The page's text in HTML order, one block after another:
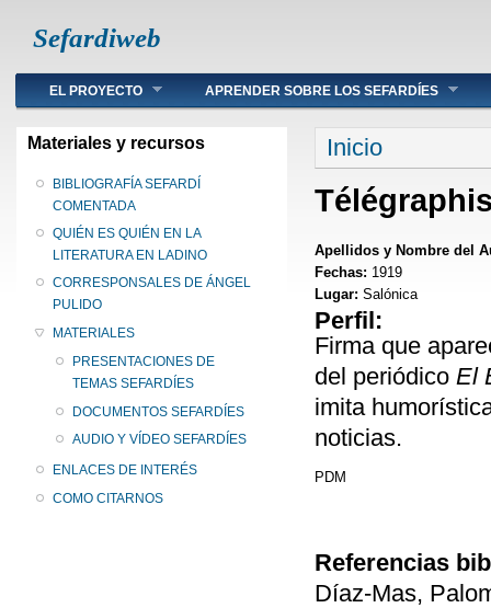
Sefardiweb
Main menu
EL PROYECTO APRENDER SOBRE LOS SEFARDÍES
Materiales y recursos
BIBLIOGRAFÍA SEFARDÍ
COMENTADA
QUIÉN ES QUIÉN EN LA
LITERATURA EN LADINO
CORRESPONSALES DE ÁNGEL
PULIDO
MATERIALES
PRESENTACIONES DE
TEMAS SEFARDÍES
DOCUMENTOS SEFARDÍES
AUDIO Y VÍDEO SEFARDÍES
ENLACES DE INTERÉS
COMO CITARNOS
Se encuentra
Inicio
Apellidos y Nombre del
Fechas: 1919
Lugar: Salónica
Perfil:
Firma que
del periódico El
imita
noticias.
PDM
Referencias
Díaz-Mas,